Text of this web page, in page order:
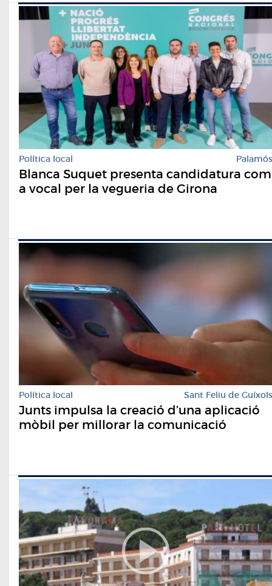
Política local Palamós
Blanca Suquet presenta candidatura com
a vocal per la vegueria de Girona
Política local Sant Feliu de Guíxols
Junts impulsa la creació d’una aplicació
mòbil per millorar la comunicació